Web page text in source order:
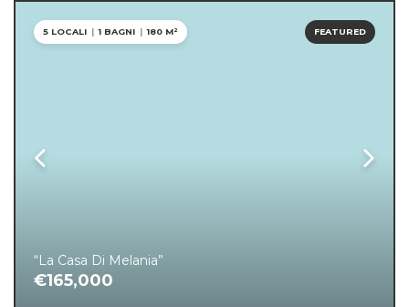
“La Casa Di Melania”
€165,000
5 LOCALI | 1 BAGNI | 180 M² FEATURED